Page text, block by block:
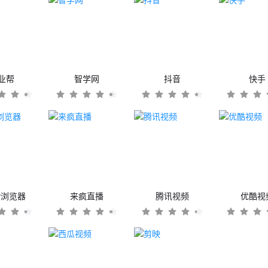
帮 智学网 抖音 快手
览器 来疯直播 腾讯视频 优酷视